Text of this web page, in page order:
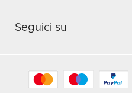
Seguici su